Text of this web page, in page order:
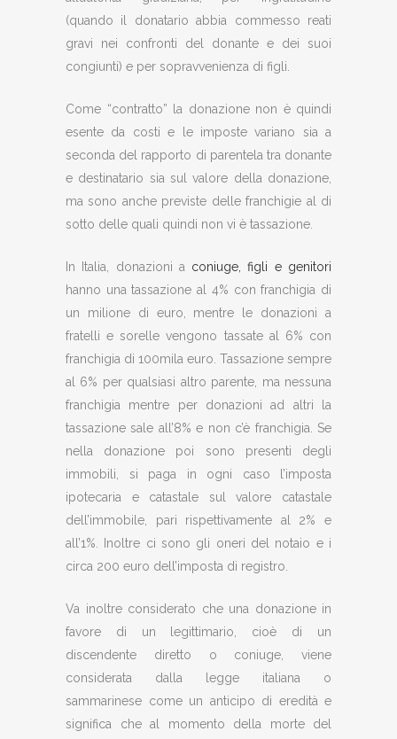
(quando il donatario abbia commesso reati
gravi nei confronti del donante e dei suoi
congiunti) e per sopravvenienza di figli.
Come “contratto” la donazione non è quindi
esente da costi e le imposte variano sia a
seconda del rapporto di parentela tra donante
e destinatario sia sul valore della donazione,
ma sono anche previste delle franchigie al di
sotto delle quali quindi non vi è tassazione.
In Italia, donazioni a coniuge, figli e genitori
hanno una tassazione al 4% con franchigia di
un milione di euro, mentre le donazioni a
fratelli e sorelle vengono tassate al 6% con
franchigia di 100mila euro. Tassazione sempre
al 6% per qualsiasi altro parente, ma nessuna
franchigia mentre per donazioni ad altri la
tassazione sale all’8% e non c’è franchigia. Se
nella donazione poi sono presenti degli
immobili, si paga in ogni caso l’imposta
ipotecaria e catastale sul valore catastale
dell’immobile, pari rispettivamente al 2% e
all’1%. Inoltre ci sono gli oneri del notaio e i
circa 200 euro dell’imposta di registro.
Va inoltre considerato che una donazione in
favore di un legittimario, cioè di un
discendente diretto o coniuge, viene
considerata dalla legge italiana o
sammarinese come un anticipo di eredità e
significa che al momento della morte del